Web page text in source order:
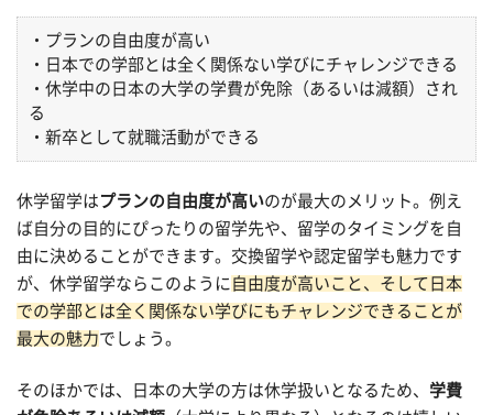
・プランの自由度が高い
・日本での学部とは全く関係ない学びにチャレンジできる
・休学中の日本の大学の学費が免除（あるいは減額）され
る
・新卒として就職活動ができる
休学留学は プランの自由度が高いのが最大のメリット。例え
ば自分の目的にぴったりの留学先や、留学のタイミングを自
由に決めることができます。交換留学や認定留学も魅力です
が、休学留学ならこのように 自由度が高いこと、そして日本
での学部とは全く関係ない学びにもチャレンジできることが
最大の魅力でしょう。
そのほかでは、日本の大学の方は休学扱いとなるため、 学費